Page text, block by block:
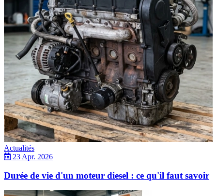
Actualités
23 Apr. 2026
Durée de vie d'un moteur diesel : ce qu'il faut savoir